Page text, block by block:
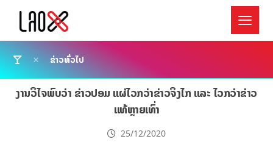
ຂ່າວທົ່ວໄປ
ງານວິໄຈພົບວ່າ ຂ່າວປອມ ແຜ່ໄວກວ່າຂ່າວຈິງໄກ ແລະ ໄວກວ່າຂ່າວ
ແທ້ຫຼາຍເທົ່າ
25/12/2020